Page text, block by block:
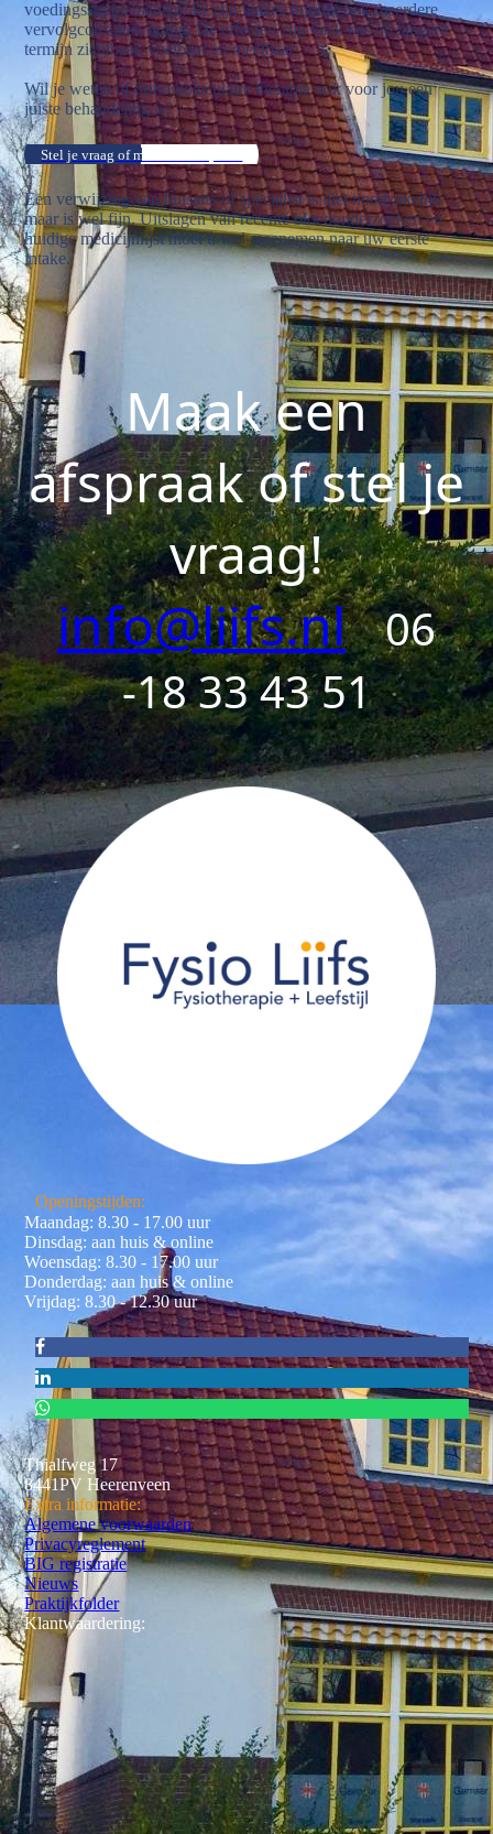
voedingssupplementen. Er zijn waarschijnlijk ook meerdere
vervolgconsulten nodig. De effecten zijn vaak pas op langere
termijn zichtbaar, voelbaar en meetbaar.
Wil je weten of orthomoleculaire therapie ook voor jou een
juiste behandeling is?
Stel je vraag of maak een afspraak
Een verwijzing van huisarts of specialist is niet noodzakelijk
maar is wel fijn. Uitslagen van recente bloedonderzoeken en
huidige medicijnlijst moet u wel meenemen naar uw eerste
intake.
Maak een
afspraak of stel je
vraag!
info@liifs.nl
06
-18 33 43 51
Openingstijden:
Maandag: 8.30 - 17.00 uur
Dinsdag: aan huis & online
Woensdag: 8.30 - 17.00 uur
Donderdag: aan huis & online
Vrijdag: 8.30 - 12.30 uur
Thialfweg 17
8441PV Heerenveen
Extra informatie:
Algemene voorwaarden
Privacyreglement
BIG registratie
Nieuws
Praktijkfolder
Klantwaardering: